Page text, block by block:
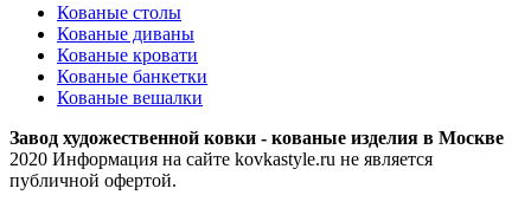
Кованые столы
Кованые диваны
Кованые кровати
Кованые банкетки
Кованые вешалки
Завод художественной ковки - кованые изделия в Москве
2020 Информация на сайте kovkastyle.ru не является
публичной офертой.